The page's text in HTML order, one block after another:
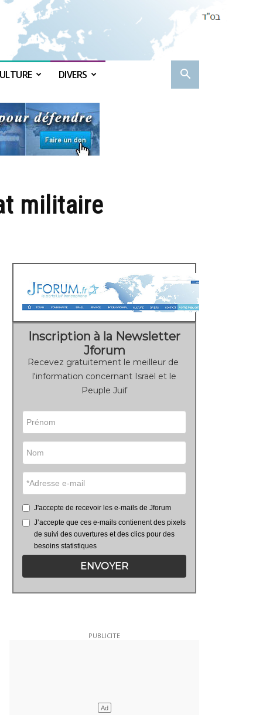
DIVERS
militaire
Inscription à la Newsletter
Jforum
Recevez gratuitement le meilleur de
l'information concernant Israël et le
Peuple Juif
J'accepte de recevoir les e-mails de Jforum
J’accepte que ces e-mails contienent des pixels
de suivi des ouvertures et des clics pour des
besoins statistiques
ENVOYER